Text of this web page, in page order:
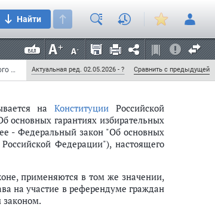
Найти
Федеральный закон от 22 февраля 2014 г. № 20-ФЗ "О выборах депутатов Государственной Думы Федерального Собрания Российской Федерации" (с изменениями и дополнениями) Актуальная ред. 02.05.2026 - ? Сравнить с предыдущей
(далее - депутаты Государственной
и прямого избирательного права
выборах является свободным и
к участию или неучастию в выборах,
наКонституции Российской
основных гарантиях избирательных
- Федеральный закон "Об основных
Федерации"), настоящего
применяются в том же значении,
на участие в референдуме граждан